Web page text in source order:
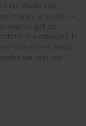
i just share my
and not via
way to get an
for my answers. In
share some details
we can just